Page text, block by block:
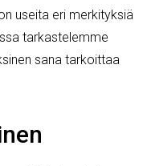
useita eri merkityksiä
tarkastelemme
sana tarkoittaa